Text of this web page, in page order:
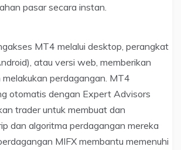
pasar secara instan.
MT4 melalui desktop, perangkat
atau versi web, memberikan
perdagangan. MT4
otomatis dengan Expert Advisors
trader untuk membuat dan
dan algoritma perdagangan mereka
MIFX membantu memenuhi